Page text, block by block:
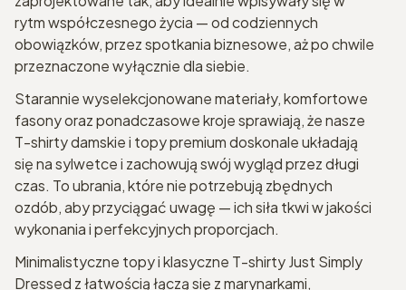
rytm współczesnego życia — od codziennych
obowiązków, przez spotkania biznesowe, aż po chwile
przeznaczone wyłącznie dla siebie.
Starannie wyselekcjonowane materiały, komfortowe
fasony oraz ponadczasowe kroje sprawiają, że nasze
T-shirty damskie i topy premium doskonale układają
się na sylwetce i zachowują swój wygląd przez długi
czas. To ubrania, które nie potrzebują zbędnych
ozdób, aby przyciągać uwagę — ich siła tkwi w jakości
wykonania i perfekcyjnych proporcjach.
Minimalistyczne topy i klasyczne T-shirty Just Simply
Dressed z łatwością łączą się z marynarkami,